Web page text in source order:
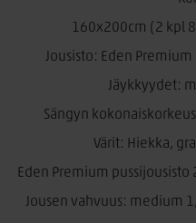
160x200cm (2 kpl
Jousisto: Eden
Jäykkyydet:
Sängyn
Värit: Hiekka,
Eden Premium
Jousen vahvuus: medium